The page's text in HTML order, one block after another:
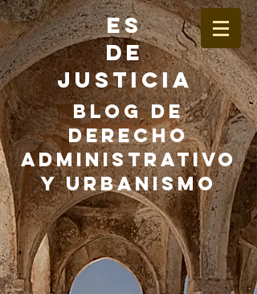
ES
DE
JUSTICIA
BLOG DE
DERECHO
ADMINISTRATIVO
Y URBANISMO